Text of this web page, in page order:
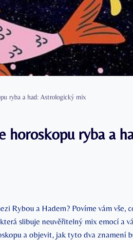
ryba a had: Astrologický mix
horoskopu ryba a
Rybou a Hadem? Povíme vám vše,
slibuje neuvěřitelný mix emocí a
a objevit, jak tyto dva znamení